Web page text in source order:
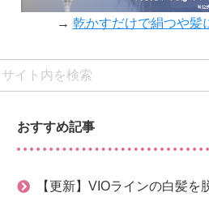
→ 乾かすだけで絹つや
おすすめ記事
【更新】VIOラインの白髪を